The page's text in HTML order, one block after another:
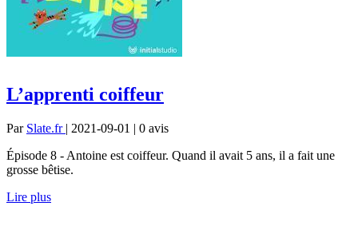
L’apprenti coiffeur
Par Slate.fr | 2021-09-01 | 0 avis
Épisode 8 - Antoine est coiffeur. Quand il avait 5 ans, il a fait une
grosse bêtise.
Lire plus